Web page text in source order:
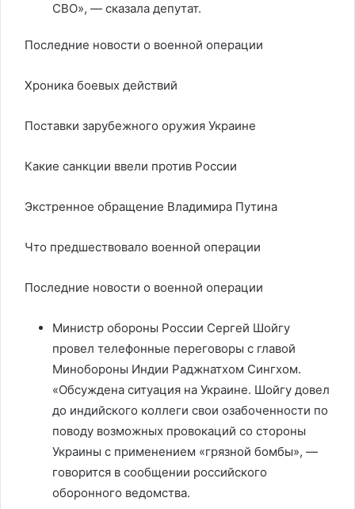
СВО», — сказала депутат.
Последние новости о военной операции
Хроника боевых действий
Поставки зарубежного оружия Украине
Какие санкции ввели против России
Экстренное обращение Владимира Путина
Что предшествовало военной операции
Последние новости о военной операции
Министр обороны России Сергей Шойгу
провел телефонные переговоры с главой
Минобороны Индии Раджнатхом Сингхом.
«Обсуждена ситуация на Украине. Шойгу довел
до индийского коллеги свои озабоченности по
поводу возможных провокаций со стороны
Украины с применением «грязной бомбы», —
говорится в сообщении российского
оборонного ведомства.